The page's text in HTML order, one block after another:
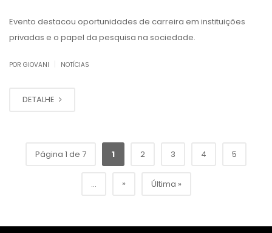
Evento destacou oportunidades de carreira em instituições
privadas e o papel da pesquisa na sociedade.
POR GIOVANI NOTÍCIAS
DETALHE
Página 1 de 7 1 2 3 4 5
... » Última »